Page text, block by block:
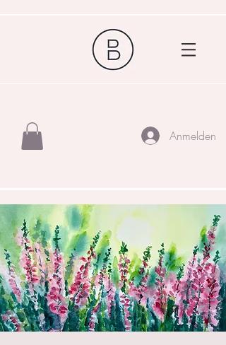
Anmelden